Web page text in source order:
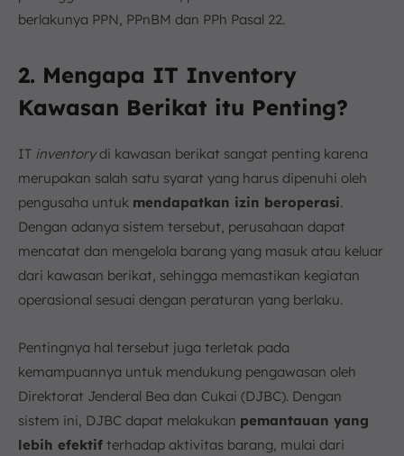
berlakunya PPN, PPnBM dan PPh Pasal 22.
2. Mengapa IT Inventory
Kawasan Berikat itu Penting?
IT inventorydi kawasan berikat sangat penting karena
merupakan salah satu syarat yang harus dipenuhi oleh
pengusaha untuk mendapatkan izin beroperasi.
Dengan adanya sistem tersebut, perusahaan dapat
mencatat dan mengelola barang yang masuk atau keluar
dari kawasan berikat, sehingga memastikan kegiatan
operasional sesuai dengan peraturan yang berlaku.
Pentingnya hal tersebut juga terletak pada
kemampuannya untuk mendukung pengawasan oleh
Direktorat Jenderal Bea dan Cukai (DJBC). Dengan
sistem ini, DJBC dapat melakukan pemantauan yang
lebih efektif terhadap aktivitas barang, mulai dari